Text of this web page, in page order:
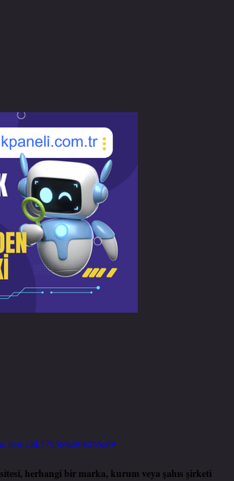
live:.cid.575569c608265c69
herhangi bir marka, kurum veya şahıs şirketi